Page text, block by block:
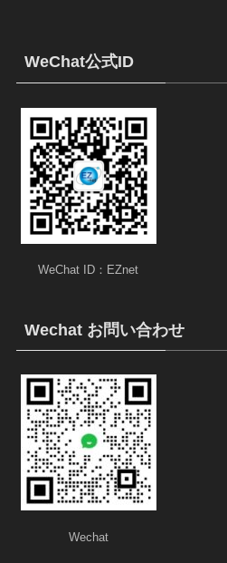
WeChat公式ID
WeChat ID：EZnet
Wechat お問い合わせ
Wechat